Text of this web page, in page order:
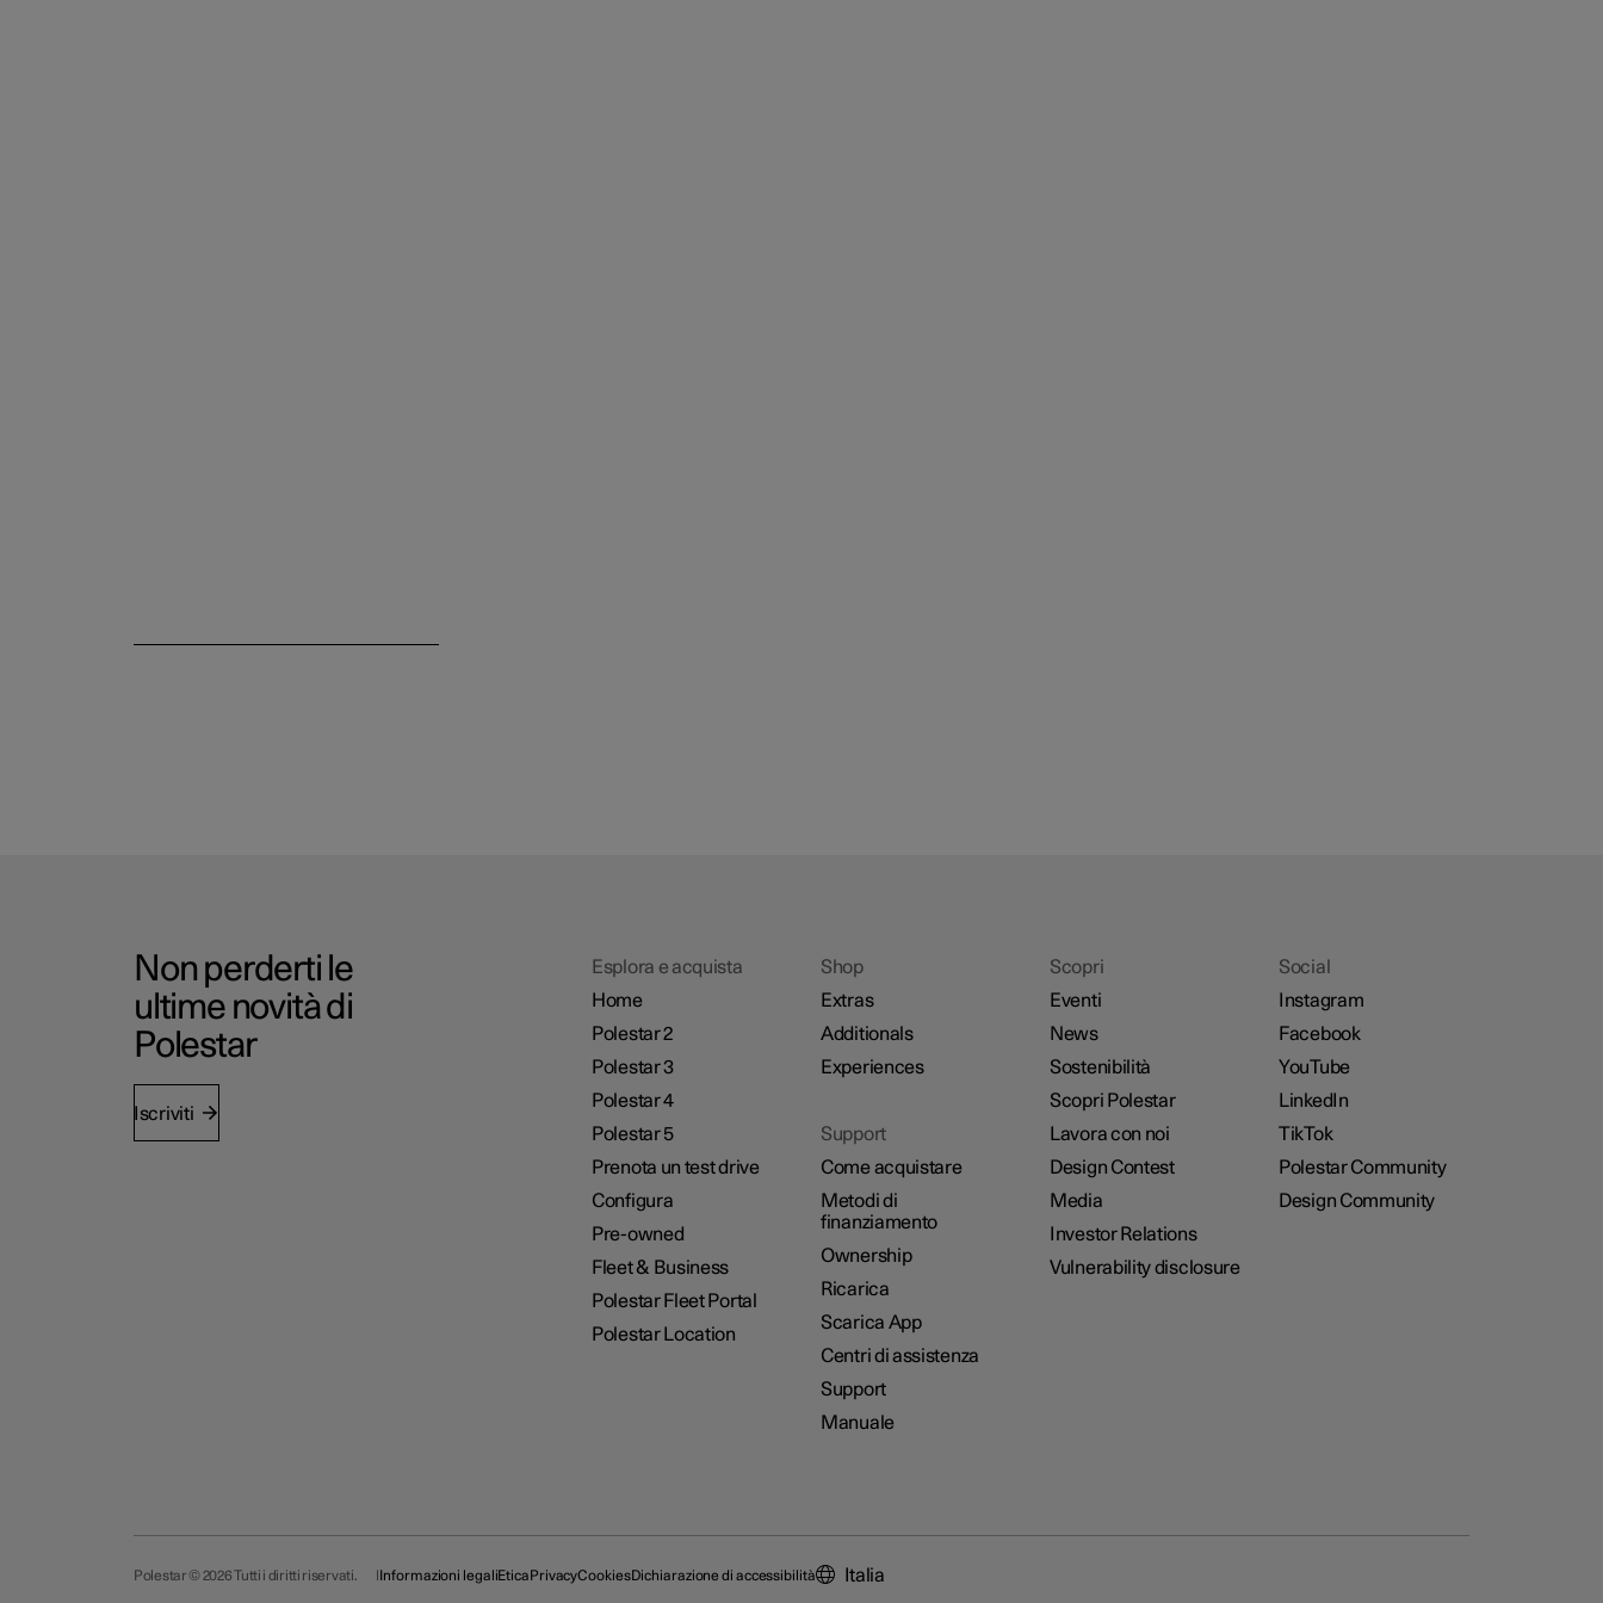
Non perderti le
ultime novità di
Polestar
Iscriviti
Esplora e acquista
Home
Polestar 2
Polestar 3
Polestar 4
Polestar 5
Prenota un test drive
Configura
Pre-owned
Fleet & Business
Polestar Fleet Portal
Polestar Location
Shop
Extras
Additionals
Experiences
Support
Come acquistare
Metodi di
finanziamento
Ownership
Ricarica
Scarica App
Centri di assistenza
Support
Manuale
Scopri
Eventi
News
Sostenibilità
Scopri Polestar
Lavora con noi
Design Contest
Media
Investor Relations
Vulnerability disclosure
Social
Instagram
Facebook
YouTube
LinkedIn
TikTok
Polestar Community
Design Community
Polestar © 2026 Tutti i diritti riservati. Informazioni legaliEticaPrivacyCookiesDichiarazione di accessibilità Italia